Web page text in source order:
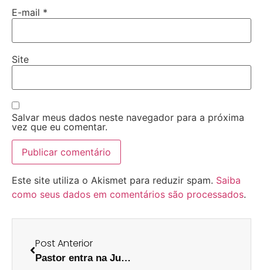
E-mail *
Site
Salvar meus dados neste navegador para a próxima
vez que eu comentar.
Este site utiliza o Akismet para reduzir spam. Saiba
como seus dados em comentários são processados.
Post Anterior
Pastor entra na Justiça contra Rockstar: “GTA VI precisa de uma Igreja e evangelizar”